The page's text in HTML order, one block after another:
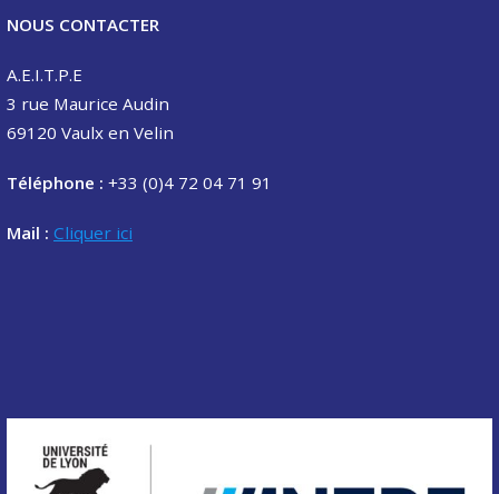
NOUS CONTACTER
A.E.I.T.P.E
3 rue Maurice Audin
69120 Vaulx en Velin
Téléphone : +33 (0)4 72 04 71 91
Mail : Cliquer ici